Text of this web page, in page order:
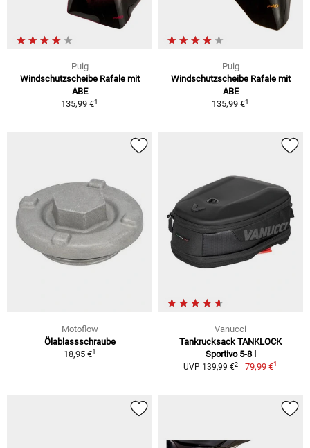
Puig
Windschutzscheibe Rafale mit
ABE
135,99 €1
Puig
Windschutzscheibe Rafale mit
ABE
135,99 €1
Motoflow
Ölablassschraube
18,95 €1
Vanucci
Tankrucksack TANKLOCK
Sportivo 5-8 l
UVP 139,99 €2 79,99 €1